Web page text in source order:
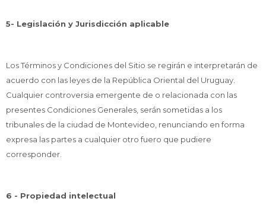
5- Legislación y Jurisdicción aplicable
Los Términos y Condiciones del Sitio se regirán e interpretarán de
acuerdo con las leyes de la República Oriental del Uruguay.
Cualquier controversia emergente de o relacionada con las
presentes Condiciones Generales, serán sometidas a los
tribunales de la ciudad de Montevideo, renunciando en forma
expresa las partes a cualquier otro fuero que pudiere
corresponder.
6 - Propiedad intelectual